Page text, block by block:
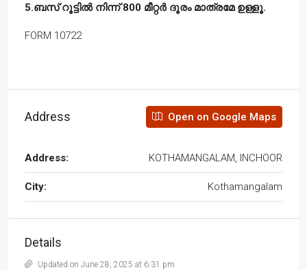
5.ബസ് റൂട്ടിൽ നിന്ന് 800 മീറ്റർ ദൂരം മാത്രമേ ഉള്ളൂ.
FORM 10722
Address Open on Google Maps
Address: KOTHAMANGALAM, INCHOOR
City: Kothamangalam
Details
Updated on June 28, 2025 at 6:31 pm